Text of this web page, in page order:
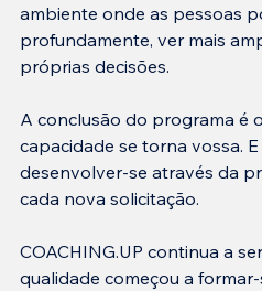
ambiente onde as pessoas
profundamente, ver mais
próprias decisões.
A conclusão do programa é
capacidade se torna vossa.
desenvolver-se através da
cada nova solicitação.
COACHING.UP continua a
qualidade começou a